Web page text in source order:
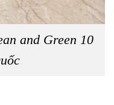
and Green 10